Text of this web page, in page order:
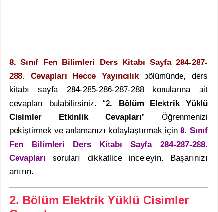
8. Sınıf Fen Bilimleri Ders Kitabı Sayfa 284-287-
288. Cevapları Hecce Yayıncılıkbölümünde, ders
kitabı sayfa 284-285-286-287-288konularına ait
cevapları bulabilirsiniz. “2. Bölüm Elektrik Yüklü
Cisimler Etkinlik Cevapları” Öğrenmenizi
pekiştirmek ve anlamanızı kolaylaştırmak için8. Sınıf
Fen Bilimleri Ders Kitabı Sayfa 284-287-288.
Cevapları soruları dikkatlice inceleyin. Başarınızı
artırın.
2. Bölüm Elektrik Yüklü Cisimler